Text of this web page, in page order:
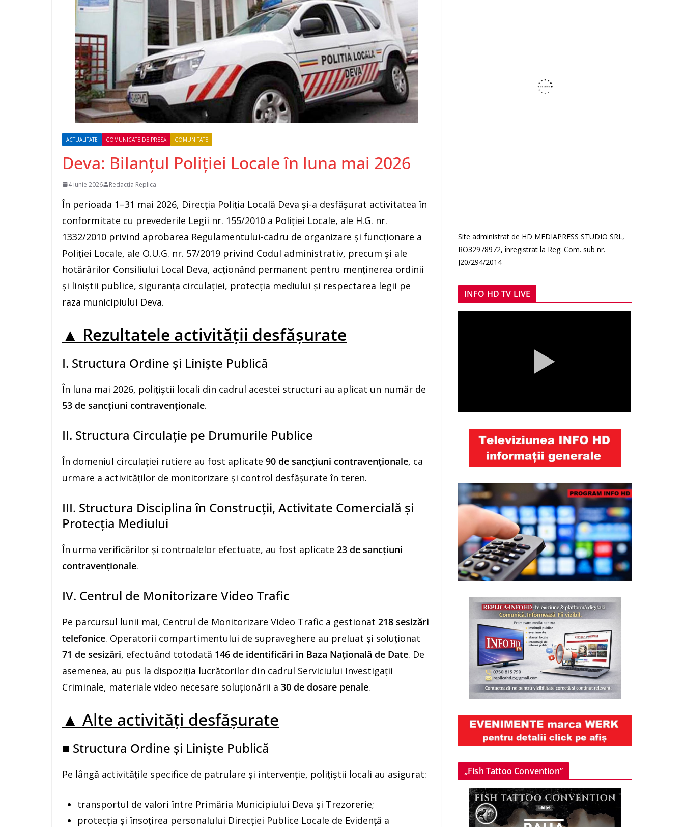
ACTUALITATE COMUNICATE DE PRESĂ COMUNITATE
Deva: Bilanțul Poliției Locale în luna mai 2026
4 iunie 2026 Redacția Replica
În perioada 1–31 mai 2026, Direcția Poliția Locală Deva și-a desfășurat activitatea în
conformitate cu prevederile Legii nr. 155/2010 a Poliției Locale, ale H.G. nr.
1332/2010 privind aprobarea Regulamentului-cadru de organizare și funcționare a
Poliției Locale, ale O.U.G. nr. 57/2019 privind Codul administrativ, precum și ale
hotărârilor Consiliului Local Deva, acționând permanent pentru menținerea ordinii
și liniștii publice, siguranța circulației, protecția mediului și respectarea legii pe
raza municipiului Deva.
▲ Rezultatele activității desfășurate
I. Structura Ordine și Liniște Publică
În luna mai 2026, polițiștii locali din cadrul acestei structuri au aplicat un număr de
53 de sancțiuni contravenționale.
II. Structura Circulație pe Drumurile Publice
În domeniul circulației rutiere au fost aplicate 90 de sancțiuni contravenționale, ca
urmare a activităților de monitorizare și control desfășurate în teren.
III. Structura Disciplina în Construcții, Activitate Comercială și
Protecția Mediului
În urma verificărilor și controalelor efectuate, au fost aplicate 23 de sancțiuni
contravenționale.
IV. Centrul de Monitorizare Video Trafic
Pe parcursul lunii mai, Centrul de Monitorizare Video Trafic a gestionat 218 sesizări
telefonice. Operatorii compartimentului de supraveghere au preluat și soluționat
71 de sesizări, efectuând totodată 146 de identificări în Baza Națională de Date. De
asemenea, au pus la dispoziția lucrătorilor din cadrul Serviciului Investigații
Criminale, materiale video necesare soluționării a 30 de dosare penale.
▲ Alte activități desfășurate
■ Structura Ordine și Liniște Publică
Pe lângă activitățile specifice de patrulare și intervenție, polițiștii locali au asigurat:
transportul de valori între Primăria Municipiului Deva și Trezorerie;
protecția și însoțirea personalului Direcției Publice Locale de Evidență a
Site administrat de HD MEDIAPRESS STUDIO SRL,
RO32978972, înregistrat la Reg. Com. sub nr.
J20/294/2014
INFO HD TV LIVE
„Fish Tattoo Convention”